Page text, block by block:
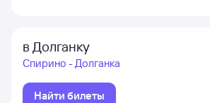
в Долганку
Спирино - Долганка
Найти билеты